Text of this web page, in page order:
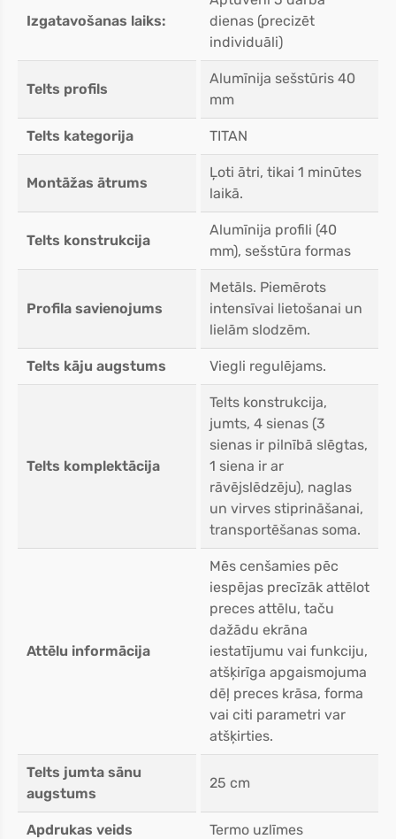
Izgatavošanas laiks:
dienas (precizēt
individuāli)
Telts profils
Alumīnija sešstūris 40
mm
Telts kategorija TITAN
Montāžas ātrums
Ļoti ātri, tikai 1 minūtes
laikā.
Telts konstrukcija
Alumīnija profili (40
mm), sešstūra formas
Profila savienojums
Metāls. Piemērots
intensīvai lietošanai un
lielām slodzēm.
Telts kāju augstums Viegli regulējams.
Telts komplektācija
Telts konstrukcija,
jumts, 4 sienas (3
sienas ir pilnībā slēgtas,
1 siena ir ar
rāvējslēdzēju), naglas
un virves stiprināšanai,
transportēšanas soma.
Attēlu informācija
Mēs cenšamies pēc
iespējas precīzāk attēlot
preces attēlu, taču
dažādu ekrāna
iestatījumu vai funkciju,
atšķirīga apgaismojuma
dēļ preces krāsa, forma
vai citi parametri var
atšķirties.
Telts jumta sānu
augstums
25 cm
Apdrukas veids Termo uzlīmes